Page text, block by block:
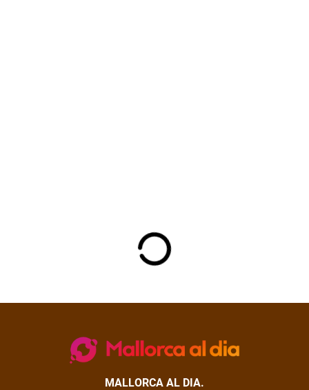
MALLORCA AL DIA.